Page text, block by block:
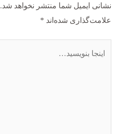
نشانی ایمیل شما منتشر نخواهد شد.
علامت‌گذاری شده‌اند *
بنویسید…